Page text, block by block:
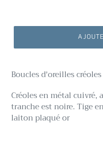
Boucles d'oreilles créoles
Créoles en métalcuivré,
tranche est noire.Tige
laiton plaqué or